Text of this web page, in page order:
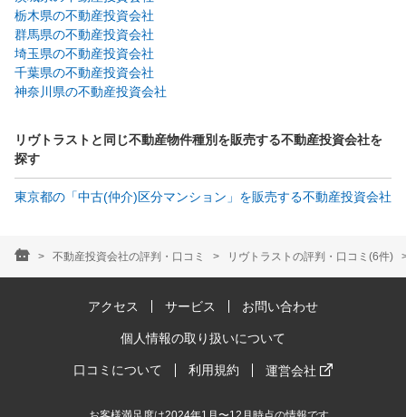
栃木県の不動産投資会社
群馬県の不動産投資会社
埼玉県の不動産投資会社
千葉県の不動産投資会社
神奈川県の不動産投資会社
リヴトラストと同じ不動産物件種別を販売する不動産投資会社を
探す
東京都の「中古(仲介)区分マンション」を販売する不動産投資会社
不動産投資会社の評判・口コミ リヴトラストの評判・口コミ(6件)
アクセス サービス お問い合わせ
個人情報の取り扱いについて
口コミについて 利用規約 運営会社